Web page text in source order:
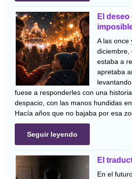
El
A las once
diciembre,
estaba a
apretaba
fuese a responderles con una
despacio, con las manos hundidas
Hacía años que no bajaba por esa
Seguir leyendo
El
En el